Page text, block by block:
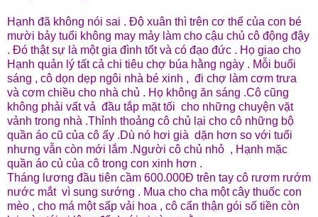
Hạnh đã không nói sai . Độ xuân thì trên cơ thể của con bé
mười bảy tuổi không may mảy làm cho cậu chủ cô động đậy
. Đó thật sự là một gia đình tốt và có đạo đức . Họ giao cho
Hạnh quản lý tất cả chi tiêu chợ búa hằng ngày . Mỗi buổi
sáng , cô dọn dẹp ngôi nhà bé xinh , đi chợ làm cơm trưa
và cơm chiều cho nhà chủ . Họ không ăn sáng .Cô cũng
không phải vất vả đầu tắp mặt tối cho những chuyện vặt
vảnh trong nhà .Thỉnh thoảng cô chủ lại cho cô những bộ
quần áo cũ của cô ấy .Dù nó hơi già dặn hơn so với tuổi
nhưng vẫn còn mới lắm .Người cô chủ nhỏ , Hạnh mặc
quần áo củ của cô trong con xinh hơn .
Tháng lương đầu tiên cầm 600.000Đ trên tay cô rươm rướm
nước mắt vì sung sướng . Mua cho cha một cây thuốc con
mèo , cho má một sấp vải hoa , cô cẩn thận gói số tiền còn